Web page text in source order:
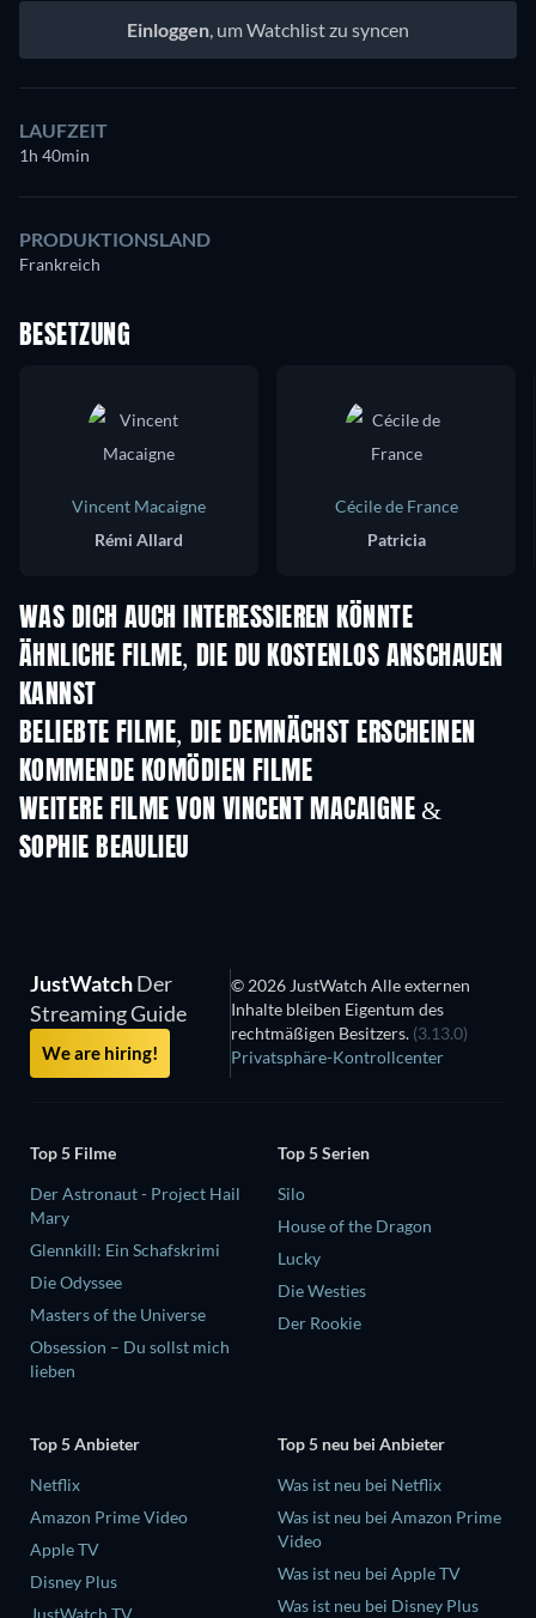
Einloggen, um Watchlist zu syncen
LAUFZEIT
1h 40min
PRODUKTIONSLAND
Frankreich
BESETZUNG
Vincent Macaigne
Rémi Allard
Cécile de France
Patricia
WAS DICH AUCH INTERESSIEREN KÖNNTE
ÄHNLICHE FILME, DIE DU KOSTENLOS ANSCHAUEN
KANNST
BELIEBTE FILME, DIE DEMNÄCHST ERSCHEINEN
KOMMENDE KOMÖDIEN FILME
WEITERE FILME VON VINCENT MACAIGNE &
SOPHIE BEAULIEU
JustWatchDer
Streaming Guide
We are hiring!
© 2026 JustWatch Alle externen
Inhalte bleiben Eigentum des
rechtmäßigen Besitzers. (3.13.0)
Privatsphäre-Kontrollcenter
Top 5 Filme
Der Astronaut - Project Hail
Mary
Glennkill: Ein Schafskrimi
Die Odyssee
Masters of the Universe
Obsession – Du sollst mich
lieben
Top 5 Serien
Silo
House of the Dragon
Lucky
Die Westies
Der Rookie
Top 5 Anbieter
Netflix
Amazon Prime Video
Apple TV
Disney Plus
Top 5 neu bei Anbieter
Was ist neu bei Netflix
Was ist neu bei Amazon Prime
Video
Was ist neu bei Apple TV
Was ist neu bei Disney Plus